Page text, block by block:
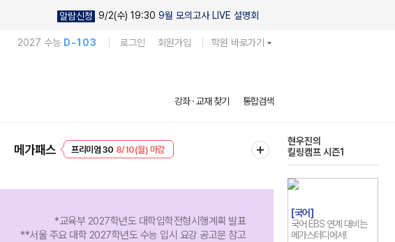
알람신청 9/2(수) 19:30 9월 모의고사 LIVE 설명회
2027 수능 D-103 로그인 회원가입 학원 바로가기
강좌 · 교재 찾기 통합검색
메가패스
프리미엄 30 8/10(월) 마감
현우진의
킬링캠프 시즌1
*교육부 2027학년도 대학입학전형시행계획 발표
**서울 주요 대학 2027학년도 수능 입시 요강 공고문 참고
[국어]
국어 EBS 연계 대비는
메가스터디에서!